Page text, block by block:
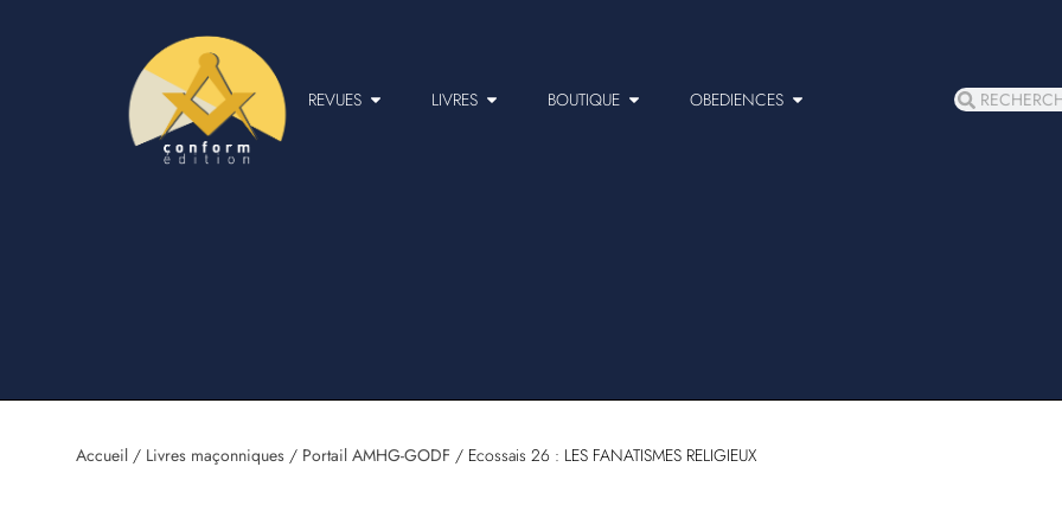
REVUES LIVRES BOUTIQUE OBEDIENCES
Accueil/ Livres maçonniques/ Portail AMHG-GODF / Ecossais 26 : LES FANATISMES RELIGIEUX